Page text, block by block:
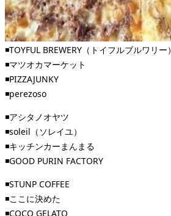
◾️TOYFUL BREWERY（トイフルブルワリー）
◾️マツオカマーケット
◾️PIZZAJUNKY
◾️perezoso
◾️アシタノオヤツ
◾️soleil（ソレイユ）
◾️キッチンカーまんまる
◾️GOOD PURIN FACTORY
◾️STUNP COFFEE
◾️ここに決めた
◾️COCO GELATO